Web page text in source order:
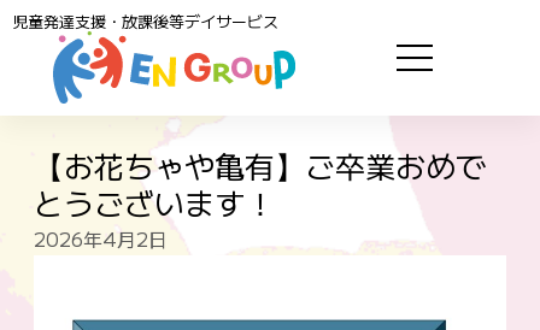
児童発達支援・放課後等デイサービス
【お花ちゃや亀有】ご卒業おめで
とうございます！
2026年4月2日